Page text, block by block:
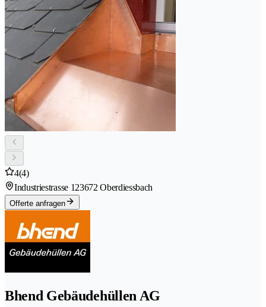
4(4)
Industriestrasse 123672 Oberdiessbach
Offerte anfragen
Bhend Gebäudehüllen AG